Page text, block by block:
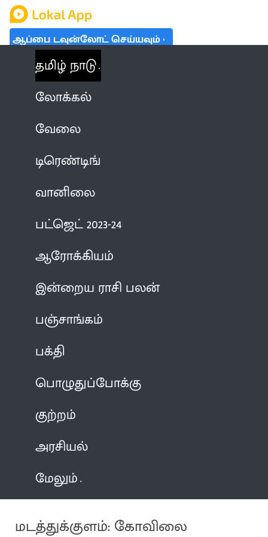
ஆப்பை டவுன்லோட் செய்யவும்
தமிழ் நாடு
லோக்கல்
வேலை
டிரெண்டிங்
வானிலை
பட்ஜெட் 2023-24
ஆரோக்கியம்
இன்றைய ராசி பலன்
பஞ்சாங்கம்
பக்தி
பொழுதுப்போக்கு
குற்றம்
அரசியல்
மேலும்
மடத்துக்குளம்: கோவிலை